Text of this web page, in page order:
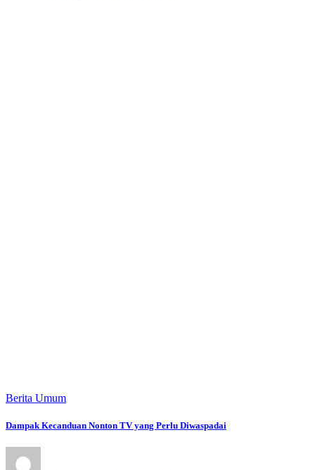
Berita Umum
Dampak Kecanduan Nonton TV yang Perlu Diwaspadai